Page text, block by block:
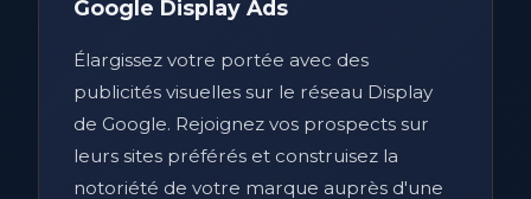
Google Display Ads
Élargissez votre portée avec des
publicités visuelles sur le réseau Display
de Google. Rejoignez vos prospects sur
leurs sites préférés et construisez la
notoriété de votre marque auprès d'une